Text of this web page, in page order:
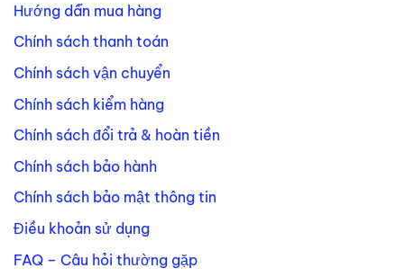
Hướng dẫn mua hàng
Chính sách thanh toán
Chính sách vận chuyển
Chính sách kiểm hàng
Chính sách đổi trả & hoàn tiền
Chính sách bảo hành
Chính sách bảo mật thông tin
Điều khoản sử dụng
FAQ – Câu hỏi thường gặp